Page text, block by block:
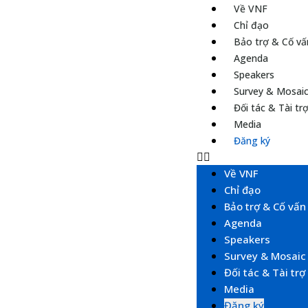
Về VNF
Chỉ đạo
Bảo trợ & Cố
Agenda
Speakers
Survey & Mosaic
Đối tác & Tài trợ
Media
Đăng ký
Về VNF
Chỉ đạo
Bảo trợ & Cố vấn
Agenda
Speakers
Survey & Mosaic
Đối tác & Tài trợ
Media
Đăng ký